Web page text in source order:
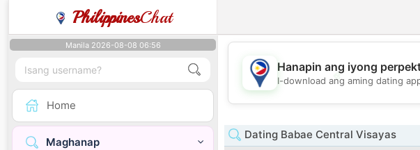
PhilippinesChat
Manila 2026-08-08 06:56
Home
Maghanap
💖
Hanapin ang iyong
I-download ang aming dating
Dating Babae Central Visayas